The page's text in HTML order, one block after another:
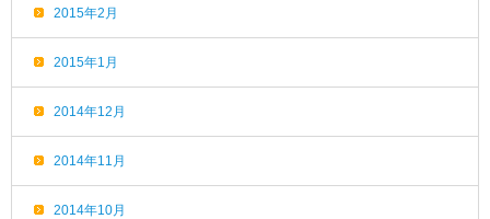
2015年2月
2015年1月
2014年12月
2014年11月
2014年10月